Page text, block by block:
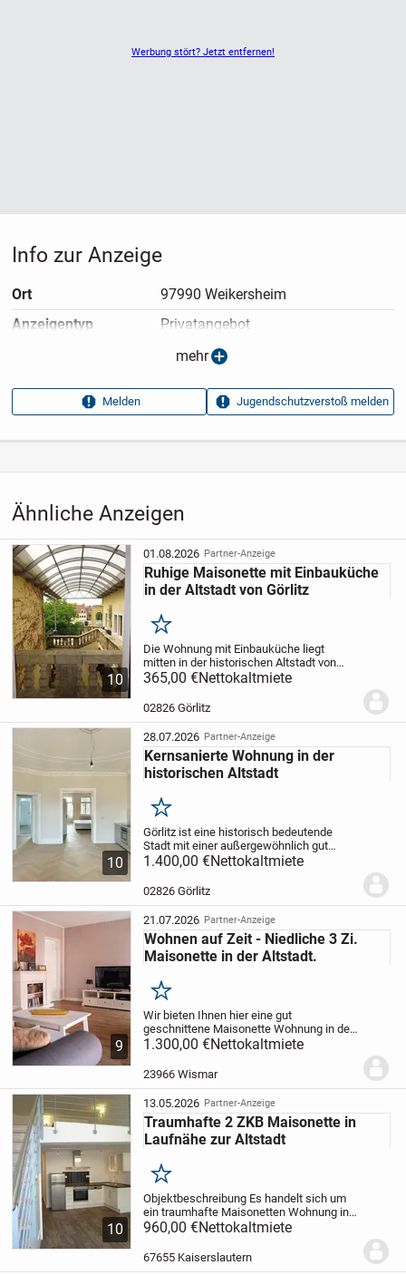
Werbung stört? Jetzt entfernen!
Ähnliche Anzeigen
10
01.08.2026 Partner-Anzeige
Ruhige Maisonette mit Einbauküche
in der Altstadt von Görlitz
Merken
Die Wohnung mit Einbauküche liegt
mitten in der historischen Altstadt von
Görlitz.Die Wohnung hat ein Wannenbad
Küche. Im Sommer kann eine gemütliche
365,00 €Nettokaltmiete
02826 Görlitz
10
28.07.2026 Partner-Anzeige
Kernsanierte Wohnung in der
historischen Altstadt
Merken
Görlitz ist eine historisch bedeutende
Stadt mit einer außergewöhnlich gut
erhaltenen Altstadt und eindrucksvoller
Stadt verbindet Geschichte und urbanen
1.400,00 €Nettokaltmiete
02826 Görlitz
9
21.07.2026 Partner-Anzeige
Wohnen auf Zeit - Niedliche 3 Zi.
Maisonette in der Altstadt.
Merken
Wir bieten Ihnen hier eine gut
geschnittene Maisonette Wohnung in der
Wismarer Altstadt zur Miete an. Das
vorliegenden Unterlagen auf das Jahr
1.300,00 €Nettokaltmiete
23966 Wismar
10
13.05.2026 Partner-Anzeige
Traumhafte 2 ZKB Maisonette in
Laufnähe zur Altstadt
Merken
Objektbeschreibung Es handelt sich um
ein traumhafte Maisonetten Wohnung in
einem Mehrfamilienhaus.Die Wohnung
kernsaniert; Raumaufteilung
960,00 €Nettokaltmiete
67655 Kaiserslautern
Info zur Anzeige
Ort
97990 Weikersheim
Anzeigen­typ
Privatangebot
03.03.2026
Aufrufe dieser
54
mehr
Melden Jugendschutzverstoß melden